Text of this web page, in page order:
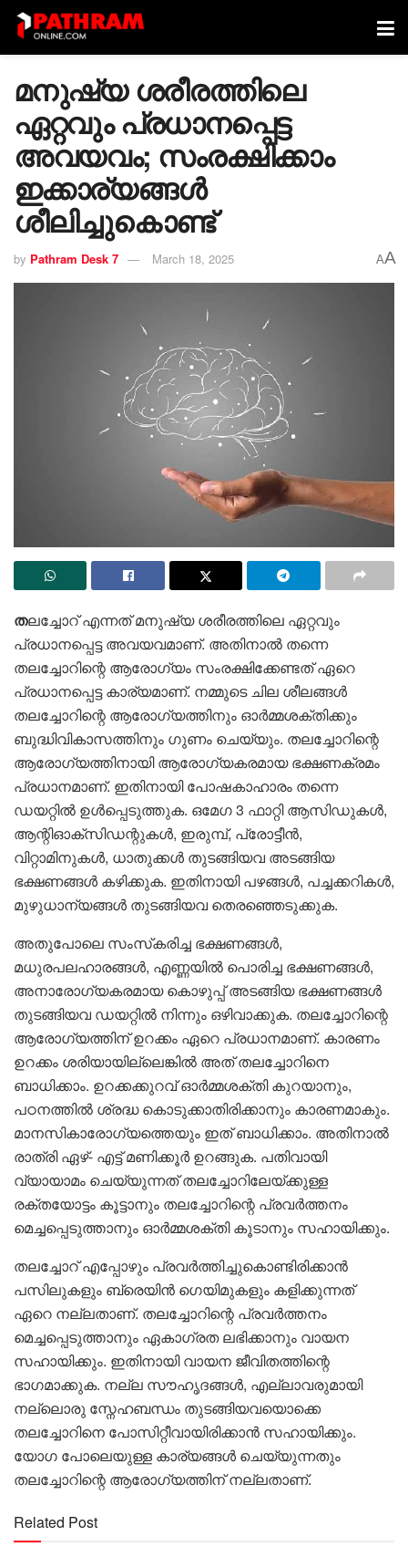
മനുഷ്യ ശരീരത്തിലെ
ഏറ്റവും പ്രധാനപ്പെട്ട
അവയവം; സംരക്ഷിക്കാം
ഇക്കാര്യങ്ങള്‍
ശീലിച്ചുകൊണ്ട്
by Pathram Desk 7 March 18, 2025 AA
തലച്ചോറ് എന്നത് മനുഷ്യ ശരീരത്തിലെ ഏറ്റവും
പ്രധാനപ്പെട്ട അവയവമാണ്. അതിനാല്‍ തന്നെ
തലച്ചോറിന്റെ ആരോഗ്യം സംരക്ഷിക്കേണ്ടത് ഏറെ
പ്രധാനപ്പെട്ട കാര്യമാണ്. നമ്മുടെ ചില ശീലങ്ങള്‍
തലച്ചോറിന്റെ ആരോഗ്യത്തിനും ഓര്‍മ്മശക്തിക്കും
ബുദ്ധിവികാസത്തിനും ഗുണം ചെയ്യും. തലച്ചോറിന്റെ
ആരോഗ്യത്തിനായി ആരോഗ്യകരമായ ഭക്ഷണക്രമം
പ്രധാനമാണ്. ഇതിനായി പോഷകാഹാരം തന്നെ
ഡയറ്റില്‍ ഉള്‍പ്പെടുത്തുക. ഒമേഗ 3 ഫാറ്റി ആസിഡുകള്‍,
ആന്റിഓക്സിഡന്റുകള്‍, ഇരുമ്പ്, പ്രോട്ടീന്‍,
വിറ്റാമിനുകള്‍, ധാതുക്കള്‍ തുടങ്ങിയവ അടങ്ങിയ
ഭക്ഷണങ്ങള്‍ കഴിക്കുക. ഇതിനായി പഴങ്ങള്‍, പച്ചക്കറികള്‍,
മുഴുധാന്യങ്ങള്‍ തുടങ്ങിയവ തെരഞ്ഞെടുക്കുക.
അതുപോലെ സംസ്‌കരിച്ച ഭക്ഷണങ്ങള്‍,
മധുരപലഹാരങ്ങള്‍, എണ്ണയില്‍ പൊരിച്ച ഭക്ഷണങ്ങള്‍,
അനാരോഗ്യകരമായ കൊഴുപ്പ് അടങ്ങിയ ഭക്ഷണങ്ങള്‍
തുടങ്ങിയവ ഡയറ്റില്‍ നിന്നും ഒഴിവാക്കുക. തലച്ചോറിന്റെ
ആരോഗ്യത്തിന് ഉറക്കം ഏറെ പ്രധാനമാണ്. കാരണം
ഉറക്കം ശരിയായില്ലെങ്കില്‍ അത് തലച്ചോറിനെ
ബാധിക്കാം. ഉറക്കക്കുറവ് ഓര്‍മ്മശക്തി കുറയാനും,
പഠനത്തില്‍ ശ്രദ്ധ കൊടുക്കാതിരിക്കാനും കാരണമാകും.
മാനസികാരോഗ്യത്തെയും ഇത് ബാധിക്കാം. അതിനാല്‍
രാത്രി ഏഴ്- എട്ട് മണിക്കൂര്‍ ഉറങ്ങുക. പതിവായി
വ്യായാമം ചെയ്യുന്നത് തലച്ചോറിലേയ്ക്കുള്ള
രക്തയോട്ടം കൂട്ടാനും തലച്ചോറിന്റെ പ്രവര്‍ത്തനം
മെച്ചപ്പെടുത്താനും ഓര്‍മ്മശക്തി കൂടാനും സഹായിക്കും.
തലച്ചോറ് എപ്പോഴും പ്രവര്‍ത്തിച്ചുകൊണ്ടിരിക്കാന്‍
പസിലുകളും ബ്രെയിന്‍ ഗെയിമുകളും കളിക്കുന്നത്
ഏറെ നല്ലതാണ്. തലച്ചോറിന്റെ പ്രവര്‍ത്തനം
മെച്ചപ്പെടുത്താനും ഏകാഗ്രത ലഭിക്കാനും വായന
സഹായിക്കും. ഇതിനായി വായന ജീവിതത്തിന്റെ
ഭാഗമാക്കുക. നല്ല സൗഹൃദങ്ങള്‍, എല്ലാവരുമായി
നല്ലൊരു സ്നേഹബന്ധം തുടങ്ങിയവയൊക്കെ
തലച്ചോറിനെ പോസിറ്റീവായിരിക്കാന്‍ സഹായിക്കും.
യോഗ പോലെയുള്ള കാര്യങ്ങള്‍ ചെയ്യുന്നതും
തലച്ചോറിന്റെ ആരോഗ്യത്തിന് നല്ലതാണ്.
Related Post